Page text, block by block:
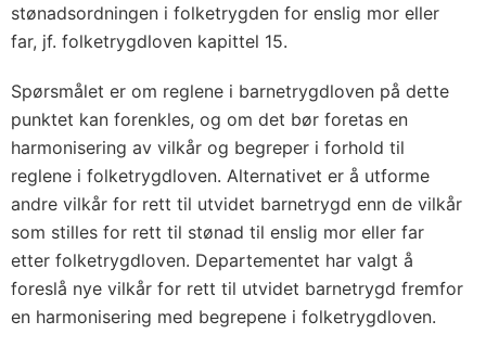
stønadsordningen i folketrygden for enslig mor eller
far, jf. folketrygdloven kapittel 15.
Spørsmålet er om reglene i barnetrygdloven på dette
punktet kan forenkles, og om det bør foretas en
harmonisering av vilkår og begreper i forhold til
reglene i folketrygdloven. Alternativet er å utforme
andre vilkår for rett til utvidet barnetrygd enn de vilkår
som stilles for rett til stønad til enslig mor eller far
etter folketrygdloven. Departementet har valgt å
foreslå nye vilkår for rett til utvidet barnetrygd fremfor
en harmonisering med begrepene i folketrygdloven.